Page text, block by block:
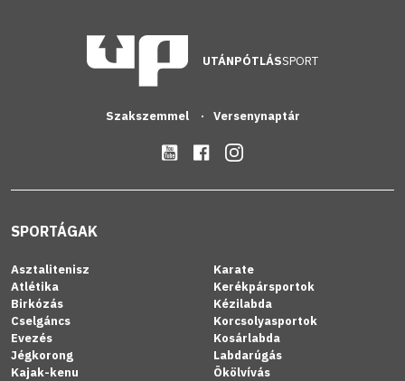
UTÁNPÓTLÁSSPORT
Szakszemmel Versenynaptár
SPORTÁGAK
Asztalitenisz
Atlétika
Birkózás
Cselgáncs
Evezés
Jégkorong
Kajak-kenu
Karate
Kerékpársportok
Kézilabda
Korcsolyasportok
Kosárlabda
Labdarúgás
Ökölvívás